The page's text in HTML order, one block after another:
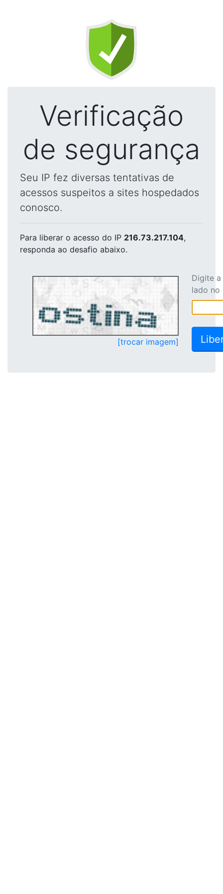
Verificação
de segurança
Seu IP fez diversas tentativas de
acessos suspeitos a sites hospedados
conosco.
Para liberar o acesso do IP 216.73.217.104,
responda ao desafio abaixo.
[trocar imagem]
Digite
lado no